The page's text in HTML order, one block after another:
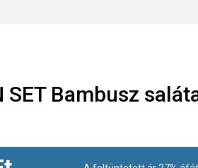
SET Bambusz